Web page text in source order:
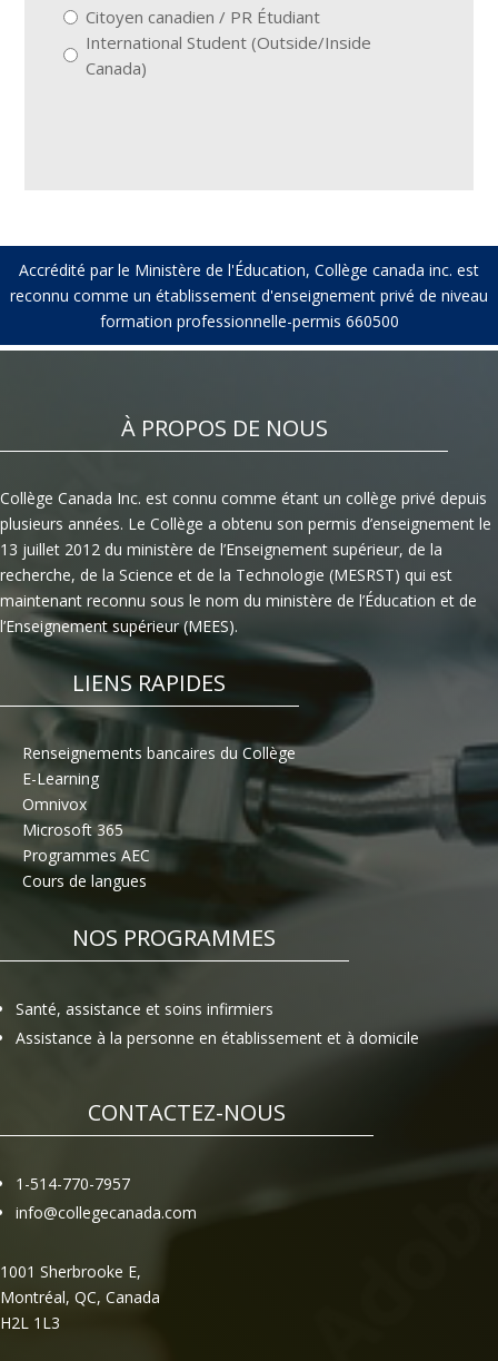
Citoyen canadien / PR Étudiant
International Student (Outside/Inside
Canada)
Accrédité par le Ministère de l'Éducation, Collège canada inc. est
reconnu comme un établissement d'enseignement privé de niveau
formation professionnelle-permis 660500
À PROPOS DE NOUS
Collège Canada Inc. est connu comme étant un collège privé depuis
plusieurs années. Le Collège a obtenu son permis d’enseignement le
13 juillet 2012 du ministère de l’Enseignement supérieur, de la
recherche, de la Science et de la Technologie (MESRST) qui est
maintenant reconnu sous le nom du ministère de l’Éducation et de
l’Enseignement supérieur (MEES).
LIENS RAPIDES
Renseignements bancaires du Collège
E-Learning
Omnivox
Microsoft 365
Programmes AEC
Cours de langues
NOS PROGRAMMES
Santé, assistance et soins infirmiers
Assistance à la personne en établissement et à domicile
CONTACTEZ-NOUS
1-514-770-7957
info@collegecanada.com
1001 Sherbrooke E,
Montréal, QC, Canada
H2L 1L3